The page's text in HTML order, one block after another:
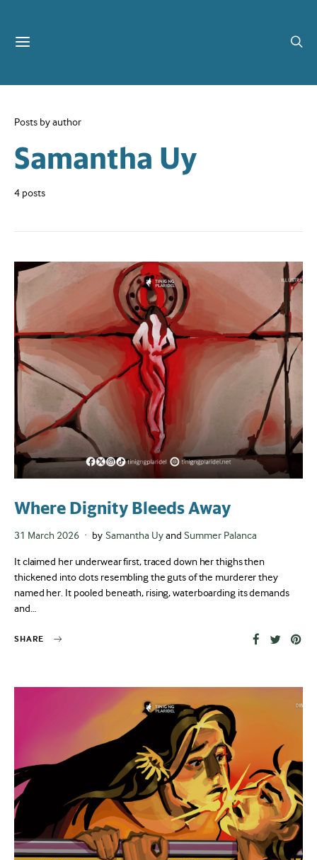
Posts by author
Samantha Uy
4 posts
Where Dignity Bleeds Away
Posted
31 March 2026 by Samantha Uyand Summer Palanca
It claimed her underwear first, traced down her thighs then
thickened into clots resembling the guts of the murderer they
named her. It pooled beneath, rising, waterboarding its demands
and…
SHARE